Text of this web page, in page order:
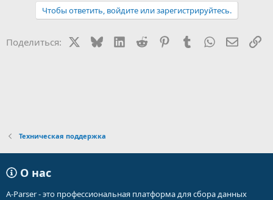
Чтобы ответить, войдите или зарегистрируйтесь.
Поделиться: BlueskyLinkedIn
Reddit PinterestTumblr WhatsApp
Техническая поддержка
О нас
A-Parser - это профессиональная платформа для сбора данных